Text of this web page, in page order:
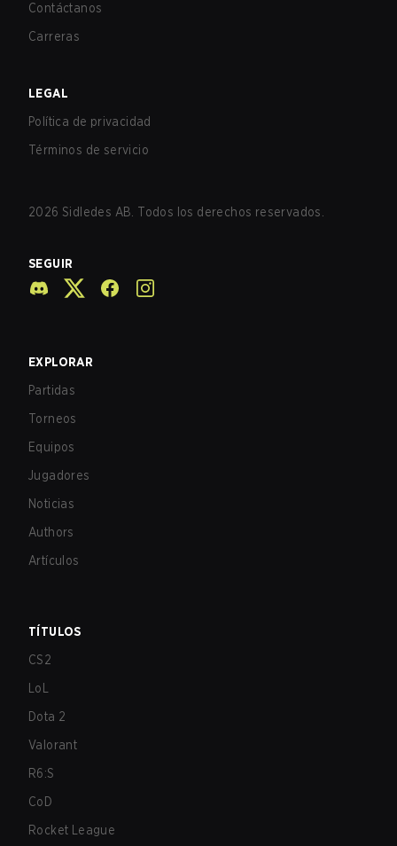
Contáctanos
Carreras
LEGAL
Política de privacidad
Términos de servicio
2026 Sidledes AB. Todos los derechos reservados.
SEGUIR
EXPLORAR
Partidas
Torneos
Equipos
Jugadores
Noticias
Authors
Artículos
TÍTULOS
CS2
LoL
Dota 2
Valorant
R6:S
CoD
Rocket League